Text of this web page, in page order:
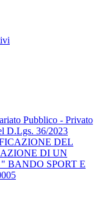
Pubblico - Privato
D.Lgs. 36/2023
DEL
DI UN
BANDO SPORT E